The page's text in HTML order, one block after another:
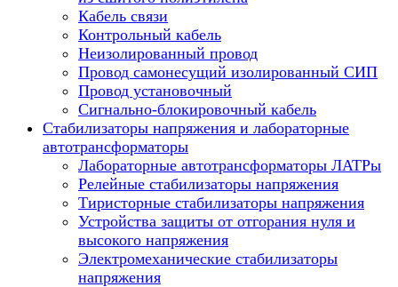
Кабель связи
Контрольный кабель
Неизолированный провод
Провод самонесущий изолированный СИП
Провод установочный
Сигнально-блокировочный кабель
Стабилизаторы напряжения и лабораторные
автотрансформаторы
Лабораторные автотрансформаторы ЛАТРы
Релейные стабилизаторы напряжения
Тиристорные стабилизаторы напряжения
Устройства защиты от отгорания нуля и
высокого напряжения
Электромеханические стабилизаторы
напряжения